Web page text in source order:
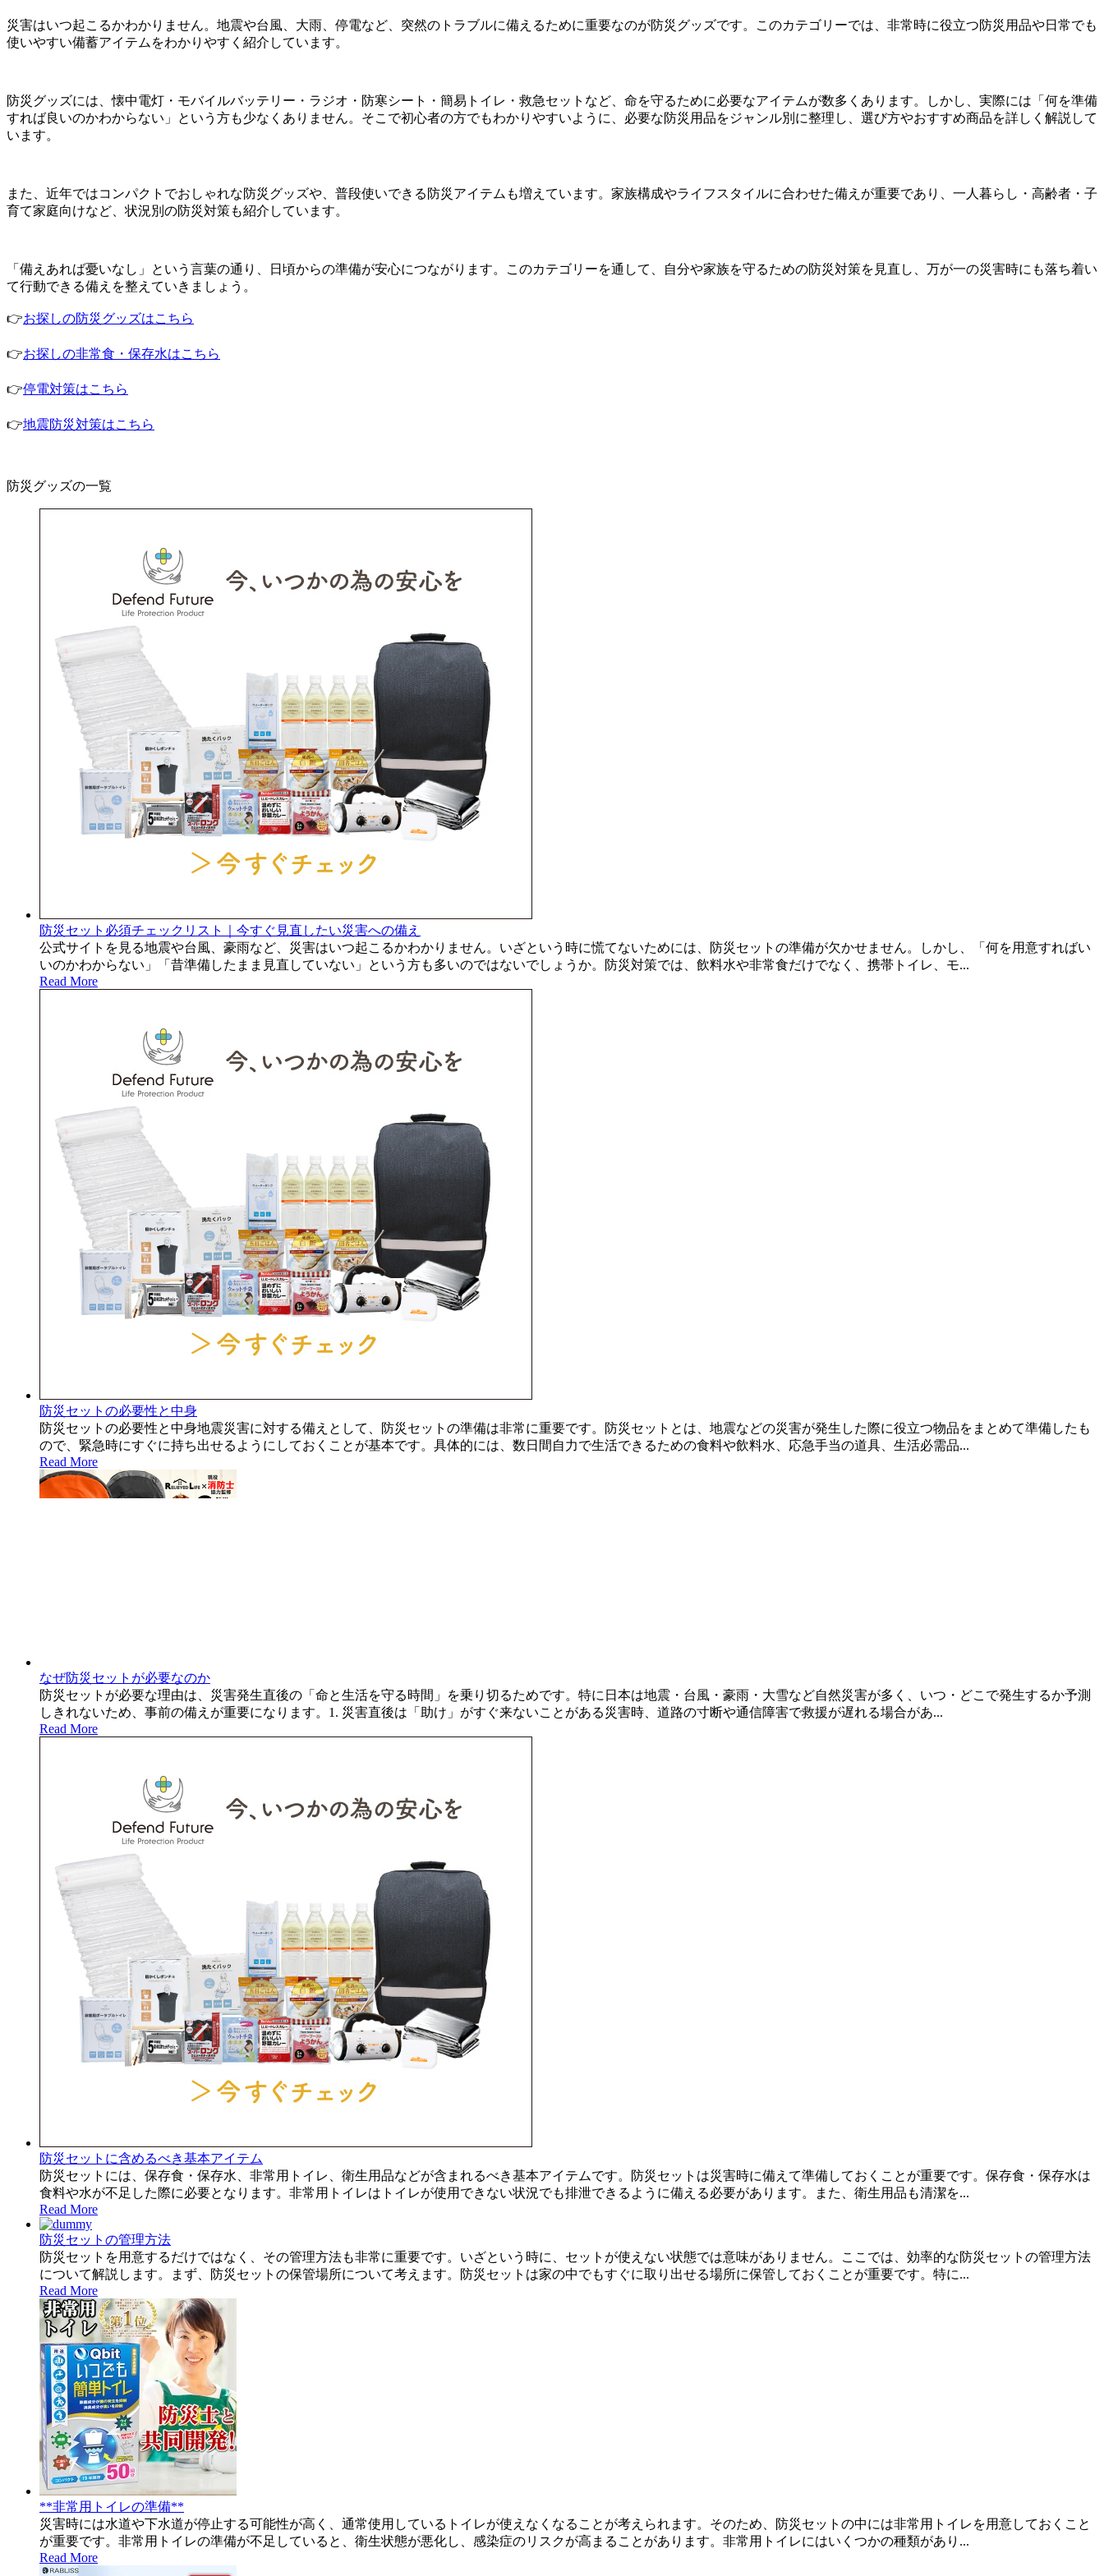
災害はいつ起こるかわかりません。地震や台風、大雨、停電など、突然のトラブルに備えるために重要なのが防災グッズです。このカテゴリーでは、非常時に役立つ防災用品や日常でも
使いやすい備蓄アイテムをわかりやすく紹介しています。
防災グッズには、懐中電灯・モバイルバッテリー・ラジオ・防寒シート・簡易トイレ・救急セットなど、命を守るために必要なアイテムが数多くあります。しかし、実際には「何を準備
すれば良いのかわからない」という方も少なくありません。そこで初心者の方でもわかりやすいように、必要な防災用品をジャンル別に整理し、選び方やおすすめ商品を詳しく解説して
います。
また、近年ではコンパクトでおしゃれな防災グッズや、普段使いできる防災アイテムも増えています。家族構成やライフスタイルに合わせた備えが重要であり、一人暮らし・高齢者・子
育て家庭向けなど、状況別の防災対策も紹介しています。
「備えあれば憂いなし」という言葉の通り、日頃からの準備が安心につながります。このカテゴリーを通して、自分や家族を守るための防災対策を見直し、万が一の災害時にも落ち着い
て行動できる備えを整えていきましょう。
👉お探しの防災グッズはこちら
👉お探しの非常食・保存水はこちら
👉停電対策はこちら
👉地震防災対策はこちら
防災グッズの一覧
防災セット必須チェックリスト｜今すぐ見直したい災害への備え
公式サイトを見る地震や台風、豪雨など、災害はいつ起こるかわかりません。いざという時に慌てないためには、防災セットの準備が欠かせません。しかし、「何を用意すればい
いのかわからない」「昔準備したまま見直していない」という方も多いのではないでしょうか。防災対策では、飲料水や非常食だけでなく、携帯トイレ、モ...
Read More
防災セットの必要性と中身
防災セットの必要性と中身地震災害に対する備えとして、防災セットの準備は非常に重要です。防災セットとは、地震などの災害が発生した際に役立つ物品をまとめて準備したも
ので、緊急時にすぐに持ち出せるようにしておくことが基本です。具体的には、数日間自力で生活できるための食料や飲料水、応急手当の道具、生活必需品...
Read More
なぜ防災セットが必要なのか
防災セットが必要な理由は、災害発生直後の「命と生活を守る時間」を乗り切るためです。特に日本は地震・台風・豪雨・大雪など自然災害が多く、いつ・どこで発生するか予測
しきれないため、事前の備えが重要になります。1. 災害直後は「助け」がすぐ来ないことがある災害時、道路の寸断や通信障害で救援が遅れる場合があ...
Read More
防災セットに含めるべき基本アイテム
防災セットには、保存食・保存水、非常用トイレ、衛生用品などが含まれるべき基本アイテムです。防災セットは災害時に備えて準備しておくことが重要です。保存食・保存水は
食料や水が不足した際に必要となります。非常用トイレはトイレが使用できない状況でも排泄できるように備える必要があります。また、衛生用品も清潔を...
Read More
防災セットの管理方法
防災セットを用意するだけではなく、その管理方法も非常に重要です。いざという時に、セットが使えない状態では意味がありません。ここでは、効率的な防災セットの管理方法
について解説します。まず、防災セットの保管場所について考えます。防災セットは家の中でもすぐに取り出せる場所に保管しておくことが重要です。特に...
Read More
**非常用トイレの準備**
災害時には水道や下水道が停止する可能性が高く、通常使用しているトイレが使えなくなることが考えられます。そのため、防災セットの中には非常用トイレを用意しておくこと
が重要です。非常用トイレの準備が不足していると、衛生状態が悪化し、感染症のリスクが高まることがあります。非常用トイレにはいくつかの種類があり...
Read More